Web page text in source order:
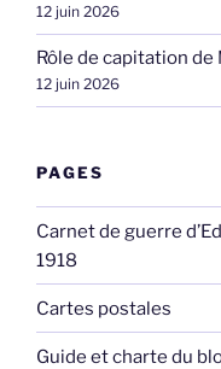
12 juin 2026
Rôle de capitation
12 juin 2026
PAGES
Carnet de guerre
1918
Cartes postales
Guide et charte du